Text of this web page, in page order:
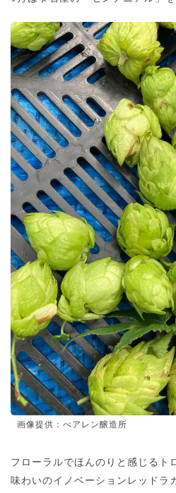
画像提供：べアレン醸造所
フローラルでほんのりと感じるト
味わいのイノベーションレッドラ